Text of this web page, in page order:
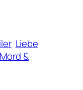
Liebe
Mord &